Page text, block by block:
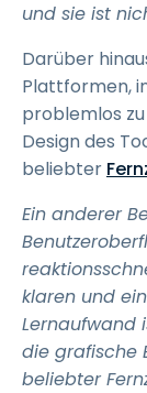
und sie ist
Darüber
Plattformen,
problemlos
Design des
beliebter
Ein anderer
klaren und
Lernaufwand
die grafische
beliebter